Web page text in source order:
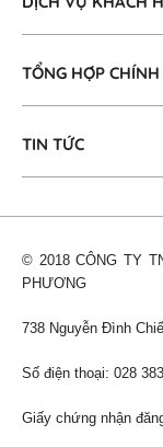
TỔNG HỢP CHÍNH
TIN TỨC
© 2018 CÔNG TY
PHƯƠNG
738 Nguyễn Đình
Số điện thoại: 028
Giấy chứng nhận